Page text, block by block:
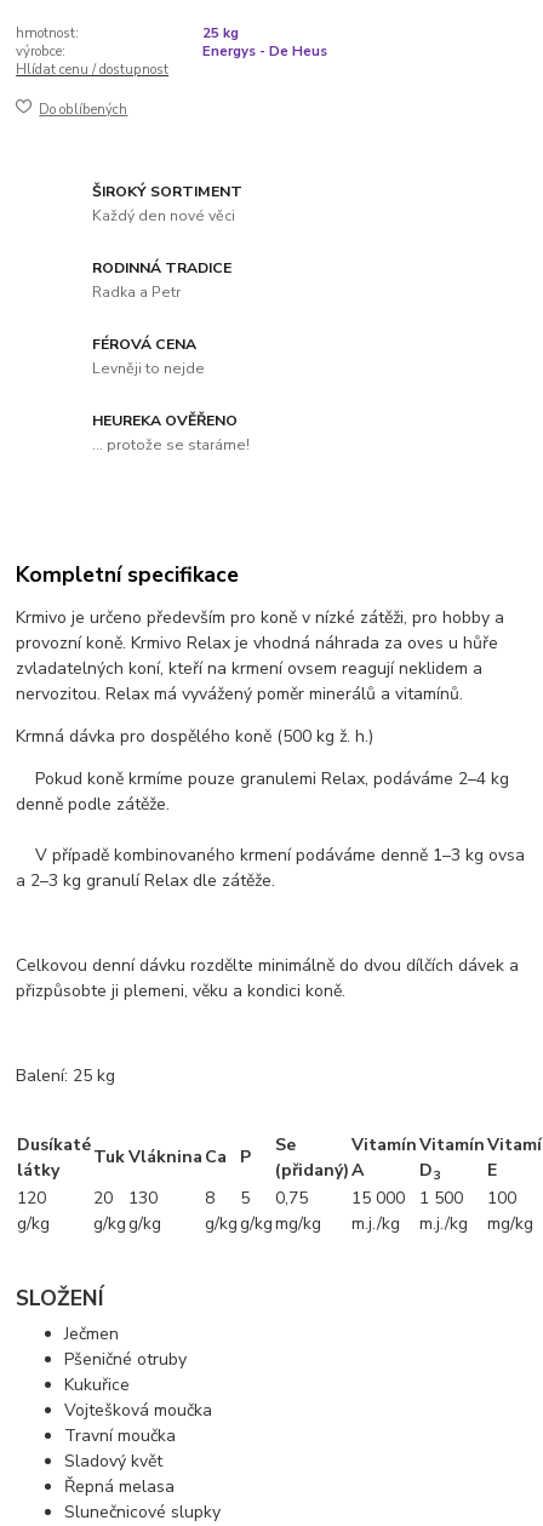
hmotnost:
25 kg
výrobce:
Energys - De Heus
Hlídat cenu / dostupnost
Do oblíbených
ŠIROKÝ SORTIMENT
Každý den nové věci
RODINNÁ TRADICE
Radka a Petr
FÉROVÁ CENA
Levněji to nejde
HEUREKA OVĚŘENO
... protože se staráme!
Kompletní specifikace
Krmivo je určeno především pro koně v nízké zátěži, pro hobby a
provozní koně. Krmivo Relax je vhodná náhrada za oves u hůře
zvladatelných koní, kteří na krmení ovsem reagují neklidem a
nervozitou. Relax má vyvážený poměr minerálů a vitamínů.
Krmná dávka pro dospělého koně (500 kg ž. h.)
Pokud koně krmíme pouze granulemi Relax, podáváme 2–4 kg
denně podle zátěže.
V případě kombinovaného krmení podáváme denně 1–3 kg ovsa
a 2–3 kg granulí Relax dle zátěže.
Celkovou denní dávku rozdělte minimálně do dvou dílčích dávek a
přizpůsobte ji plemeni, věku a kondici koně.
Balení: 25 kg
Dusíkaté
látky
TukVláknina Ca P
Se
(přidaný)
Vitamín
A
Vitamín
D3
E
120
g/kg
20
g/kg
130
g/kg
8
g/kg
5
g/kg
0,75
mg/kg
15 000
m.j./kg
1 500
m.j./kg
100
mg/kg
SLOŽENÍ
Ječmen
Pšeničné otruby
Kukuřice
Vojtešková moučka
Travní moučka
Sladový květ
Řepná melasa
Slunečnicové slupky